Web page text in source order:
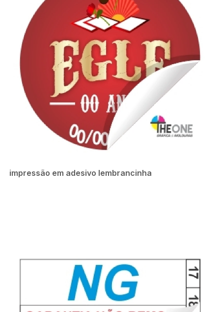
impressão em adesivo lembrancinha